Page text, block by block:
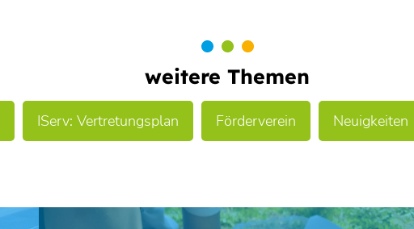
weitere Themen
IServ: Vertretungsplan Förderverein Neuigkeiten